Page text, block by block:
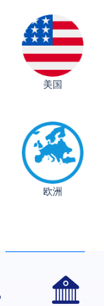
美国
欧洲
例